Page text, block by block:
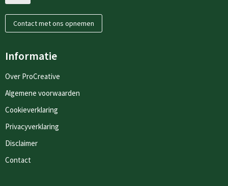
Contact met ons opnemen
Informatie
Over ProCreative
Algemene voorwaarden
Cookieverklaring
Privacyverklaring
Disclaimer
Contact